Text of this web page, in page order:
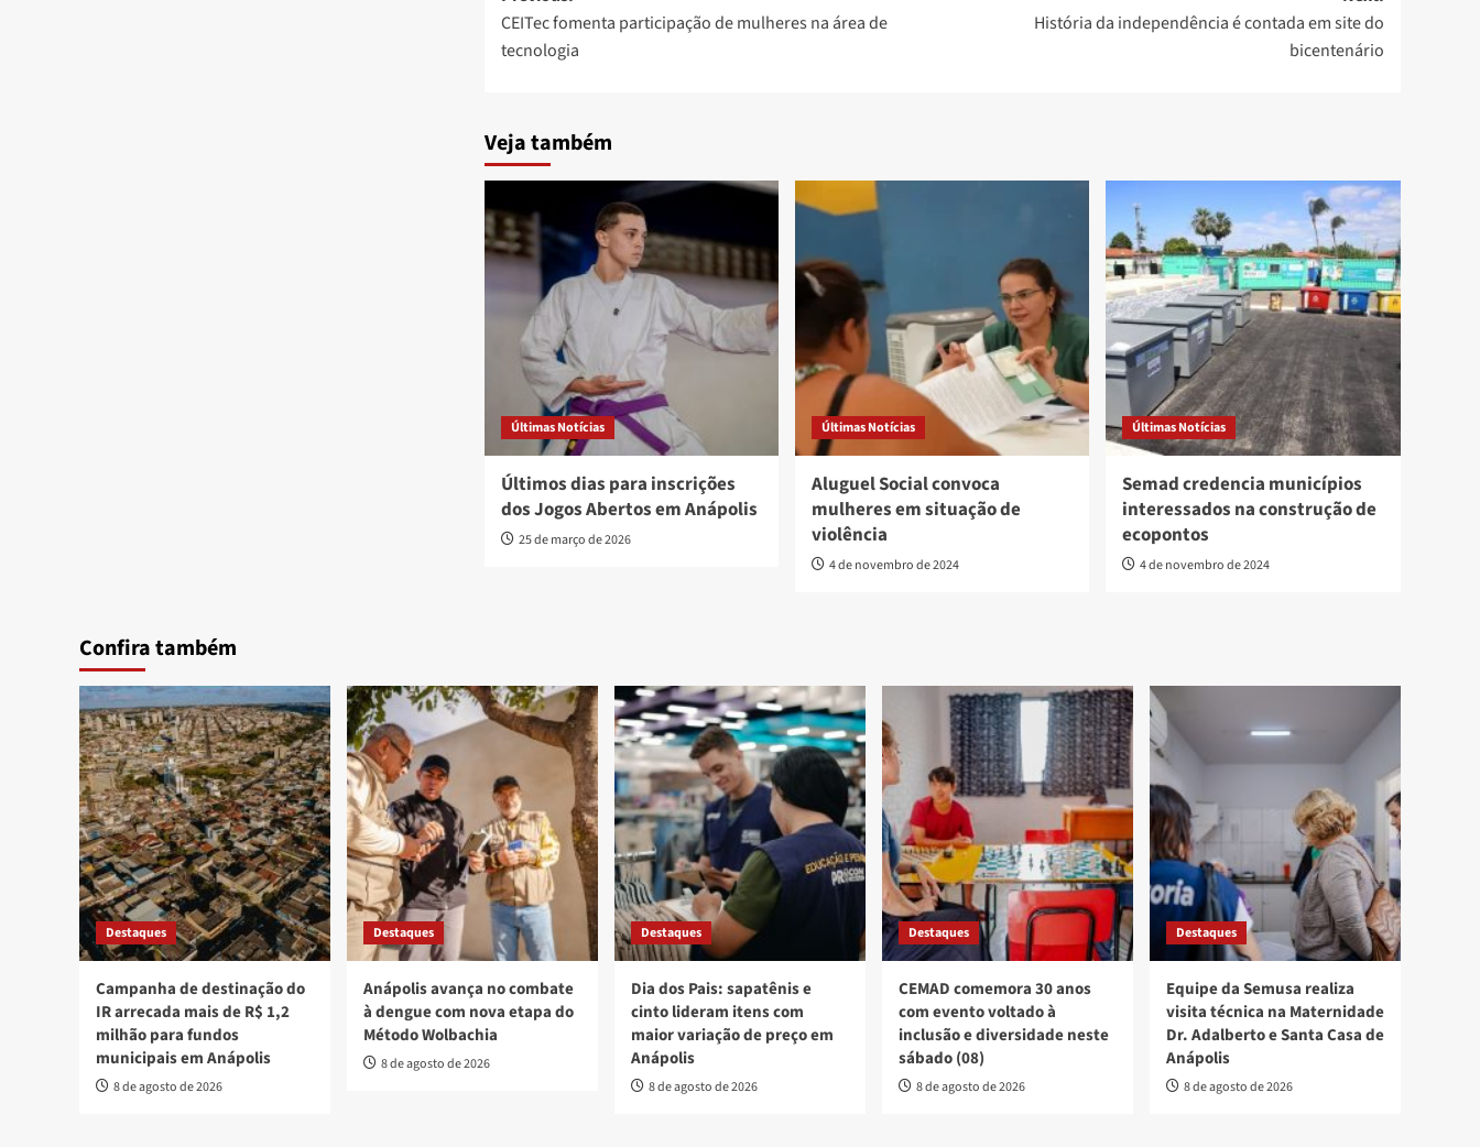
navigation
CEITec fomenta participação de mulheres na área de
tecnologia
História da independência é contada em site do
bicentenário
Veja também
Últimas Notícias
Últimos dias para inscrições
dos Jogos Abertos em Anápolis
25 de março de 2026
Últimas Notícias
Aluguel Social convoca
mulheres em situação de
violência
4 de novembro de 2024
Últimas Notícias
Semad credencia municípios
interessados na construção de
ecopontos
4 de novembro de 2024
Confira também
Destaques
Campanha de destinação do
IR arrecada mais de R$ 1,2
milhão para fundos
municipais em Anápolis
8 de agosto de 2026
Destaques
Anápolis avança no combate
à dengue com nova etapa do
Método Wolbachia
8 de agosto de 2026
Destaques
Dia dos Pais: sapatênis e
cinto lideram itens com
maior variação de preço em
Anápolis
8 de agosto de 2026
Destaques
CEMAD comemora 30 anos
com evento voltado à
inclusão e diversidade neste
sábado (08)
8 de agosto de 2026
Destaques
Equipe da Semusa realiza
visita técnica na Maternidade
Dr. Adalberto e Santa Casa de
Anápolis
8 de agosto de 2026